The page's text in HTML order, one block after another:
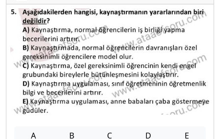
A B C D E